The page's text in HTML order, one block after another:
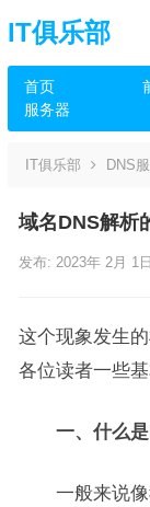
IT俱乐部
首页
服务器
IT俱乐部 DNS
域名DNS解析
发布: 2023年 2月 1日
这个现象发生
各位读者一些
一、什么是
一般来说像